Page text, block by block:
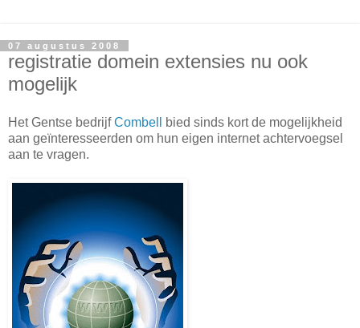
07 augustus 2008
registratie domein extensies nu ook
mogelijk
Het Gentse bedrijfCombell
bied sinds kort de mogelijkheid
aan geïnteresseerden om hun eigen internet achtervoegsel
aan te vragen.